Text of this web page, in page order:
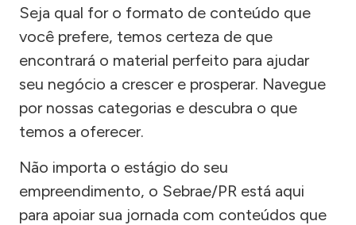
Seja qual for o formato de conteúdo que
você prefere, temos certeza de que
encontrará o material perfeito para ajudar
seu negócio a crescer e prosperar. Navegue
por nossas categorias e descubra o que
temos a oferecer.
Não importa o estágio do seu
empreendimento, o Sebrae/PR está aqui
para apoiar sua jornada com conteúdos que